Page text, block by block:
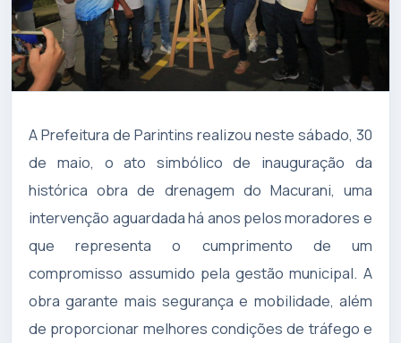
A Prefeitura de Parintins realizou neste sábado, 30
de maio, o ato simbólico de inauguração da
histórica obra de drenagem do Macurani, uma
intervenção aguardada há anos pelos moradores e
que representa o cumprimento de um
compromisso assumido pela gestão municipal. A
obra garante mais segurança e mobilidade, além
de proporcionar melhores condições de tráfego e